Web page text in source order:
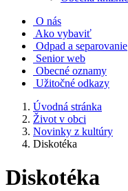
O nás
Ako vybaviť
Odpad a separovanie
Senior web
Obecné oznamy
Užitočné odkazy
Úvodná stránka
Život v obci
Novinky z kultúry
Diskotéka
Diskotéka